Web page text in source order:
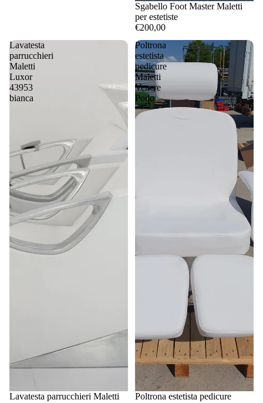
Sgabello Foot Master Maletti
per estetiste
€200,00
Lavatesta
parrucchieri
Maletti
Luxor
43953
bianca
Lavatesta parrucchieri Maletti
Poltrona
estetista
pedicure
Maletti
Venere
Podo
Poltrona estetista pedicure